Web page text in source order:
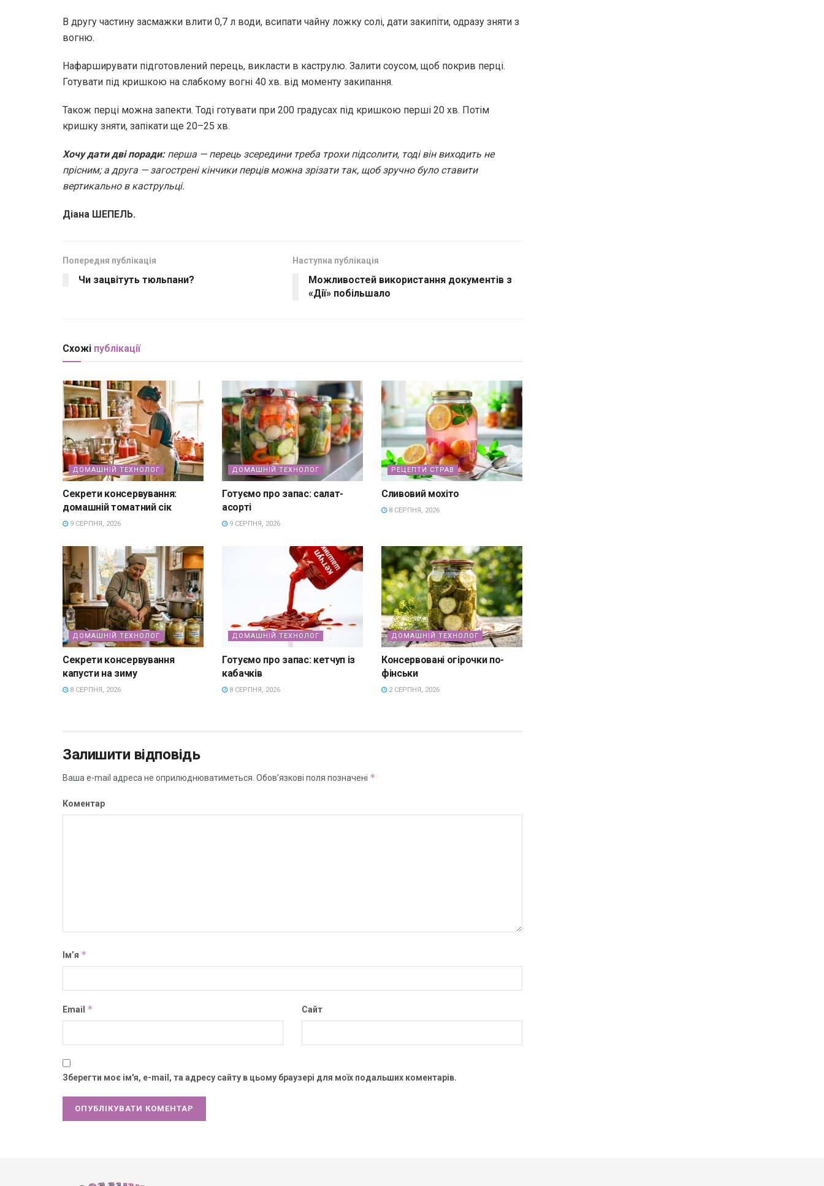
В другу частину засмажки влити 0,7 л води, всипати чайну ложку солі, дати закипіти, одразу зняти з
вогню.
Нафарширувати підготовлений перець, викласти в каструлю. Залити соусом, щоб покрив перці.
Готувати під кришкою на слабкому вогні 40 хв. від моменту закипання.
Також перці можна запекти. Тоді готувати при 200 градусах під кришкою перші 20 хв. Потім
кришку зняти, запікати ще 20–25 хв.
Хочу дати дві поради:перша — перець зсередини треба трохи підсолити, тоді він виходить не
прісним; а друга — загострені кінчики перців можна зрізати так, щоб зручно було ставити
вертикально в каструльці.
Діана ШЕПЕЛЬ.
Попередня публікація
Чи зацвітуть тюльпани?
Наступна публікація
Можливостей використання документів з
«Дії» побільшало
Схожі публікації
ДОМАШНІЙ ТЕХНОЛОГ
Секрети консервування:
домашній томатний сік
9 СЕРПНЯ, 2026
ДОМАШНІЙ ТЕХНОЛОГ
Готуємо про запас: салат-
асорті
9 СЕРПНЯ, 2026
РЕЦЕПТИ СТРАВ
Сливовий мохіто
8 СЕРПНЯ, 2026
ДОМАШНІЙ ТЕХНОЛОГ
Секрети консервування
капусти на зиму
8 СЕРПНЯ, 2026
ДОМАШНІЙ ТЕХНОЛОГ
Готуємо про запас: кетчуп із
кабачків
8 СЕРПНЯ, 2026
ДОМАШНІЙ ТЕХНОЛОГ
Консервовані огірочки по-
фінськи
2 СЕРПНЯ, 2026
Залишити відповідь
Ваша e-mail адреса не оприлюднюватиметься. Обов’язкові поля позначені *
Коментар
Ім’я *
Email * Сайт
Зберегти моє ім'я, e-mail, та адресу сайту в цьому браузері для моїх подальших коментарів.